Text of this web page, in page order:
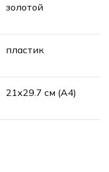
золотой
пластик
21х29.7 см (А4)